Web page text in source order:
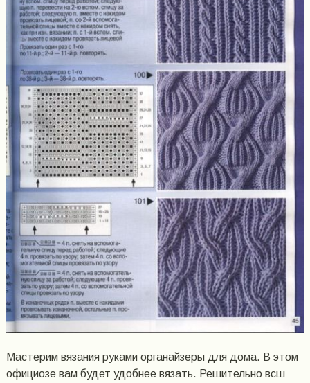
Мастерим вязания руками органайзеры для дома. В этом
официозе вам будет удобнее вязать. Решительно всш